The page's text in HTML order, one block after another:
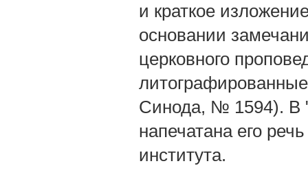
и краткое
основании
церковного
Синода, № 1594). В
напечатана его
института.